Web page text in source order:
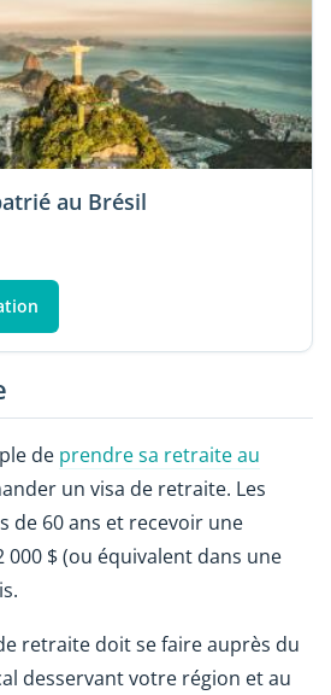
au Brésil
de prendre sa retraite au
un visa de retraite. Les
de 60 ans et recevoir une
$ (ou équivalent dans une
retraite doit se faire auprès du
desservant votre région et au